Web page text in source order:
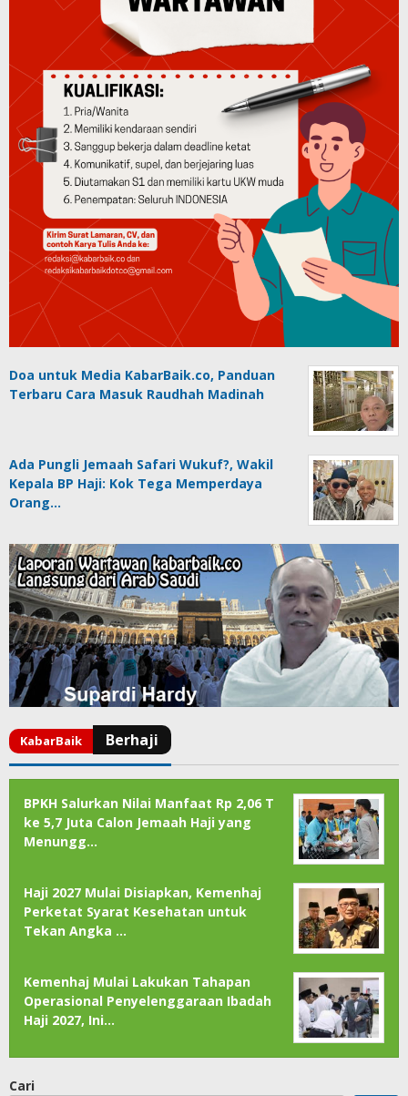
Doa untuk Media KabarBaik.co, Panduan
Terbaru Cara Masuk Raudhah Madinah
Ada Pungli Jemaah Safari Wukuf?, Wakil
Kepala BP Haji: Kok Tega Memperdaya
Orang…
BPKH Salurkan Nilai Manfaat Rp 2,06 T
ke 5,7 Juta Calon Jemaah Haji yang
Menungg…
Haji 2027 Mulai Disiapkan, Kemenhaj
Perketat Syarat Kesehatan untuk
Tekan Angka …
Kemenhaj Mulai Lakukan Tahapan
Operasional Penyelenggaraan Ibadah
Haji 2027, Ini…
Cari